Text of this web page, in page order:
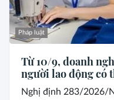
Pháp luật
Từ 10/9, doanh
người lao động có
Nghị định 283/2026/